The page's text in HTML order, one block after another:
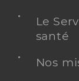
Le
santé
Nos